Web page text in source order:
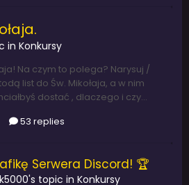
in Konkursy
Na czym to polega? Narysuj /
list do Św. Mikołaja, a w nim
dostać , dlaczego i czy...
53 replies
Serwera Discord! 🏆
's topic in Konkursy